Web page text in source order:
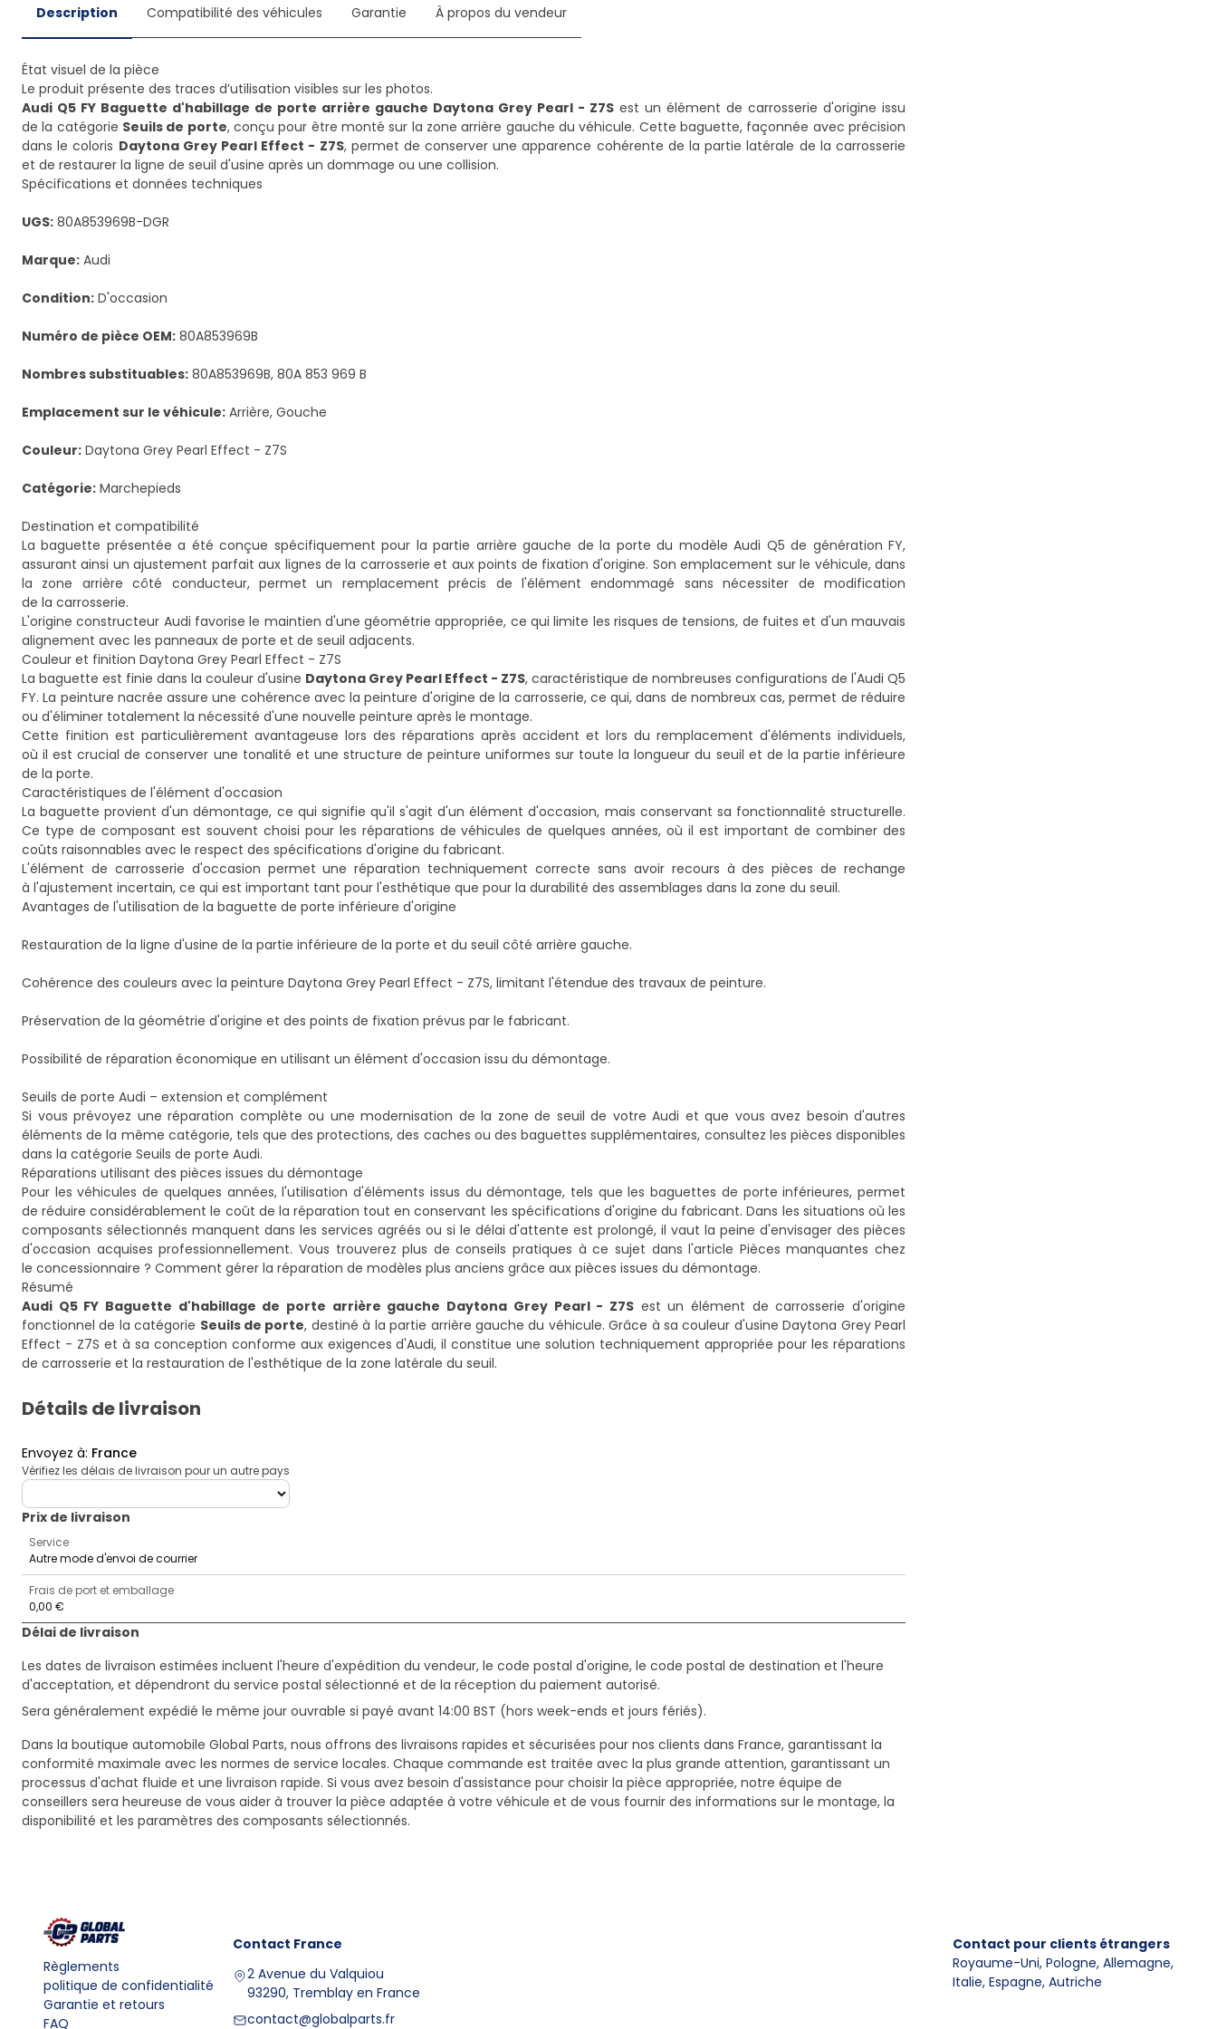
Description Compatibilité des véhicules Garantie À propos du vendeur
État visuel de la pièce
Audi Q5 FY Baguette d'habillage de porte arrière gauche Daytona Grey Pearl - Z7S est un élément de carrosserie d'origine issu
de la catégorie Seuils de porte, conçu pour être monté sur la zone arrière gauche du véhicule. Cette baguette, façonnée avec précision
dans le coloris Daytona Grey Pearl Effect - Z7S, permet de conserver une apparence cohérente de la partie latérale de la carrosserie
et de restaurer la ligne de seuil d'usine après un dommage ou une collision.
Spécifications et données techniques
UGS: 80A853969B-DGR
Marque: Audi
Condition: D'occasion
Numéro de pièce OEM: 80A853969B
Nombres substituables: 80A853969B, 80A 853 969 B
Emplacement sur le véhicule: Arrière, Gouche
Couleur: Daytona Grey Pearl Effect - Z7S
Catégorie: Marchepieds
Destination et compatibilité
La baguette présentée a été conçue spécifiquement pour la partie arrière gauche de la porte du modèle Audi Q5 de génération FY,
assurant ainsi un ajustement parfait aux lignes de la carrosserie et aux points de fixation d'origine. Son emplacement sur le véhicule, dans
la zone arrière côté conducteur, permet un remplacement précis de l'élément endommagé sans nécessiter de modification
de la carrosserie.
L'origine constructeur Audi favorise le maintien d'une géométrie appropriée, ce qui limite les risques de tensions, de fuites et d'un mauvais
alignement avec les panneaux de porte et de seuil adjacents.
Couleur et finition Daytona Grey Pearl Effect - Z7S
La baguette est finie dans la couleur d'usine Daytona Grey Pearl Effect - Z7S, caractéristique de nombreuses configurations de l'Audi Q5
FY. La peinture nacrée assure une cohérence avec la peinture d'origine de la carrosserie, ce qui, dans de nombreux cas, permet de réduire
ou d'éliminer totalement la nécessité d'une nouvelle peinture après le montage.
Cette finition est particulièrement avantageuse lors des réparations après accident et lors du remplacement d'éléments individuels,
où il est crucial de conserver une tonalité et une structure de peinture uniformes sur toute la longueur du seuil et de la partie inférieure
de la porte.
Caractéristiques de l'élément d'occasion
La baguette provient d'un démontage, ce qui signifie qu'il s'agit d'un élément d'occasion, mais conservant sa fonctionnalité structurelle.
Ce type de composant est souvent choisi pour les réparations de véhicules de quelques années, où il est important de combiner des
coûts raisonnables avec le respect des spécifications d'origine du fabricant.
L'élément de carrosserie d'occasion permet une réparation techniquement correcte sans avoir recours à des pièces de rechange
à l'ajustement incertain, ce qui est important tant pour l'esthétique que pour la durabilité des assemblages dans la zone du seuil.
Avantages de l'utilisation de la baguette de porte inférieure d'origine
Restauration de la ligne d'usine de la partie inférieure de la porte et du seuil côté arrière gauche.
Cohérence des couleurs avec la peinture Daytona Grey Pearl Effect - Z7S, limitant l'étendue des travaux de peinture.
Préservation de la géométrie d'origine et des points de fixation prévus par le fabricant.
Possibilité de réparation économique en utilisant un élément d'occasion issu du démontage.
Seuils de porte Audi – extension et complément
Si vous prévoyez une réparation complète ou une modernisation de la zone de seuil de votre Audi et que vous avez besoin d'autres
éléments de la même catégorie, tels que des protections, des caches ou des baguettes supplémentaires, consultez les pièces disponibles
dans la catégorie Seuils de porte Audi.
Réparations utilisant des pièces issues du démontage
Pour les véhicules de quelques années, l'utilisation d'éléments issus du démontage, tels que les baguettes de porte inférieures, permet
de réduire considérablement le coût de la réparation tout en conservant les spécifications d'origine du fabricant. Dans les situations où les
composants sélectionnés manquent dans les services agréés ou si le délai d'attente est prolongé, il vaut la peine d'envisager des pièces
d'occasion acquises professionnellement. Vous trouverez plus de conseils pratiques à ce sujet dans l'article Pièces manquantes chez
le concessionnaire ? Comment gérer la réparation de modèles plus anciens grâce aux pièces issues du démontage.
Résumé
Audi Q5 FY Baguette d'habillage de porte arrière gauche Daytona Grey Pearl - Z7Sest un élément de carrosserie d'origine
fonctionnel de la catégorie Seuils de porte, destiné à la partie arrière gauche du véhicule. Grâce à sa couleur d'usine Daytona Grey Pearl
Effect - Z7S et à sa conception conforme aux exigences d'Audi, il constitue une solution techniquement appropriée pour les réparations
de carrosserie et la restauration de l'esthétique de la zone latérale du seuil.
Détails de livraison
Envoyez à: France
Vérifiez les délais de livraison pour un autre pays
deliveryCountry
Prix ​​de livraison
Service
Autre mode d'envoi de courrier
Frais de port et emballage
0,00 €
Délai de livraison
Les dates de livraison estimées incluent l'heure d'expédition du vendeur, le code postal d'origine, le code postal de destination et l'heure
d'acceptation, et dépendront du service postal sélectionné et de la réception du paiement autorisé.
Sera généralement expédié le même jour ouvrable si payé avant 14:00 BST (hors week-ends et jours fériés).
Dans la boutique automobile Global Parts, nous offrons des livraisons rapides et sécurisées pour nos clients dans France, garantissant la
conformité maximale avec les normes de service locales. Chaque commande est traitée avec la plus grande attention, garantissant un
processus d'achat fluide et une livraison rapide. Si vous avez besoin d'assistance pour choisir la pièce appropriée, notre équipe de
conseillers sera heureuse de vous aider à trouver la pièce adaptée à votre véhicule et de vous fournir des informations sur le montage, la
disponibilité et les paramètres des composants sélectionnés.
Règlements
politique de confidentialité
Garantie et retours
FAQ
Contact France
2 Avenue du Valquiou
93290, Tremblay en France
contact@globalparts.fr
Contact pour clients étrangers
Royaume-Uni, Pologne, Allemagne,
Italie, Espagne, Autriche